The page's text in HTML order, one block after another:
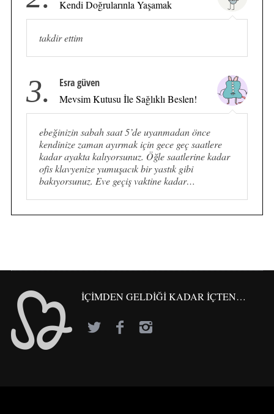
Kendi Doğrularınla Yaşamak
takdir ettim
3. Esra güven
Mevsim Kutusu İle Sağlıklı Beslen!
ebeğinizin sabah saat 5’de uyanmadan önce
kendinize zaman ayırmak için gece geç saatlere
kadar ayakta kalıyorsunuz. Öğle saatlerine kadar
ofis klavyenize yumuşacık bir yastık gibi
bakıyorsunuz. Eve geçiş vaktine kadar…
İÇİMDEN GELDİĞİ KADAR İÇTEN…